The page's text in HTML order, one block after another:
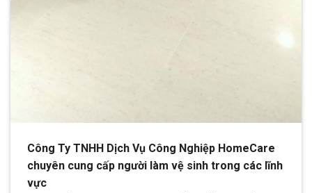
Công Ty TNHH Dịch Vụ Công Nghiệp HomeCare
chuyên cung cấp người làm vệ sinh trong các lĩnh
vực